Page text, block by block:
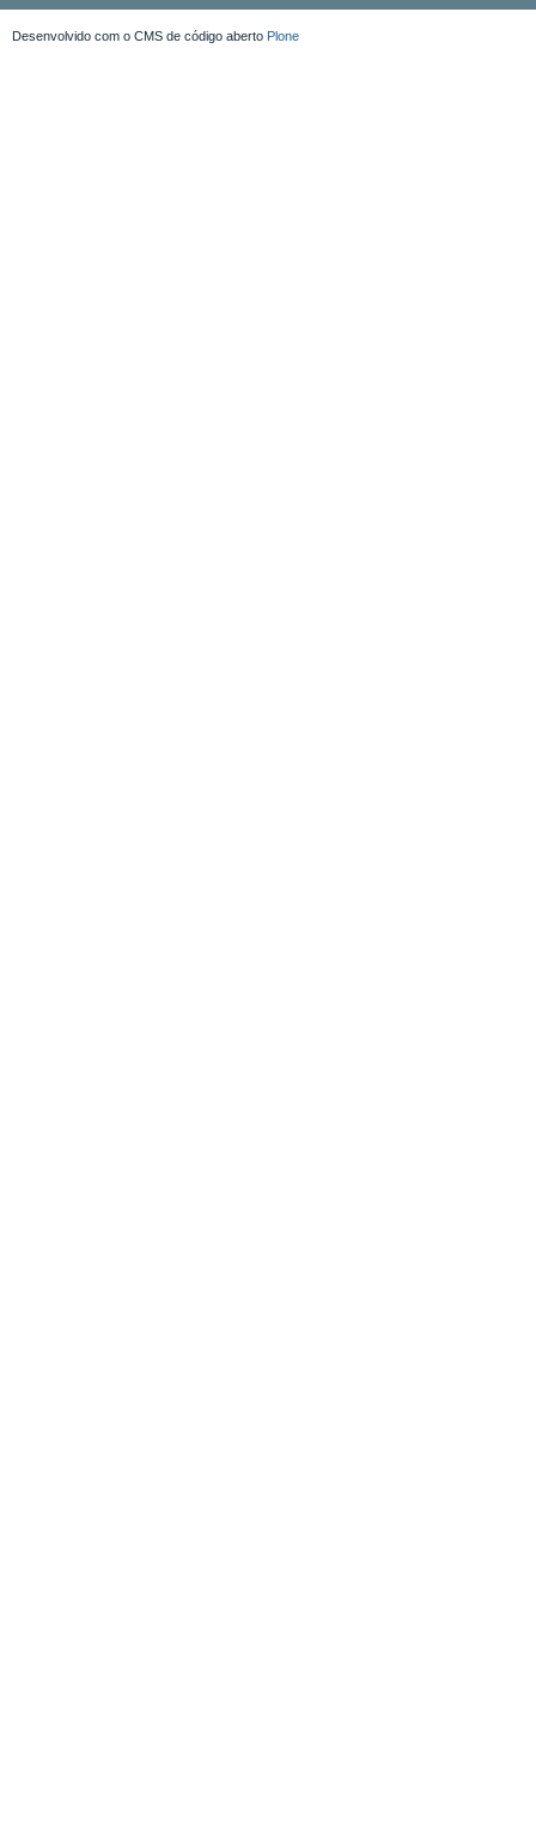
Desenvolvido com o CMS de código aberto Plone